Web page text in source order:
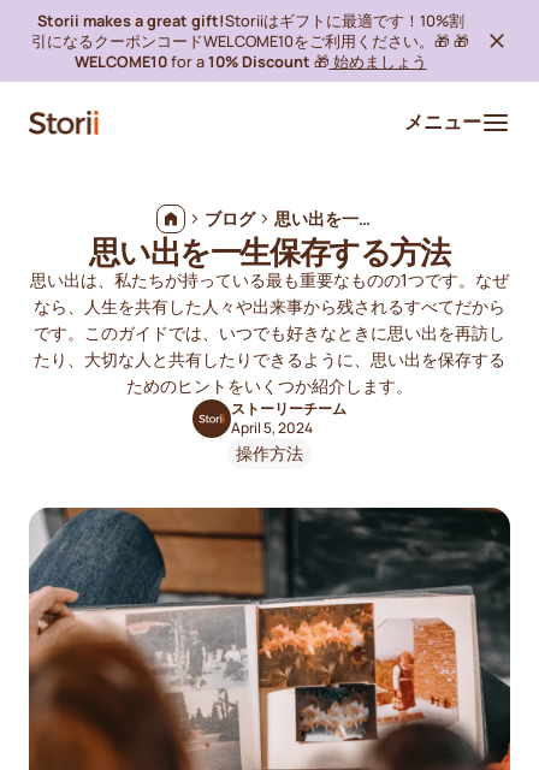
Storii makes a great gift!Storiiはギフトに最適です！10%割
引になるクーポンコードWELCOME10をご利用ください。🎁 🎁
WELCOME10for a10% Discount 🎁 始めましょう
メニュー
ブログ 思い出を一生保存する方法
思い出を一生保存する方法
思い出は、私たちが持っている最も重要なものの1つです。なぜ
なら、人生を共有した人々や出来事から残されるすべてだから
です。このガイドでは、いつでも好きなときに思い出を再訪し
たり、大切な人と共有したりできるように、思い出を保存する
ためのヒントをいくつか紹介します。
ストーリーチーム
April 5, 2024
操作方法